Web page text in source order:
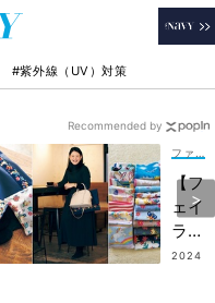
#紫外線（UV）対策
【フ
ェイ
ラー
沼】
2024
Recommended by